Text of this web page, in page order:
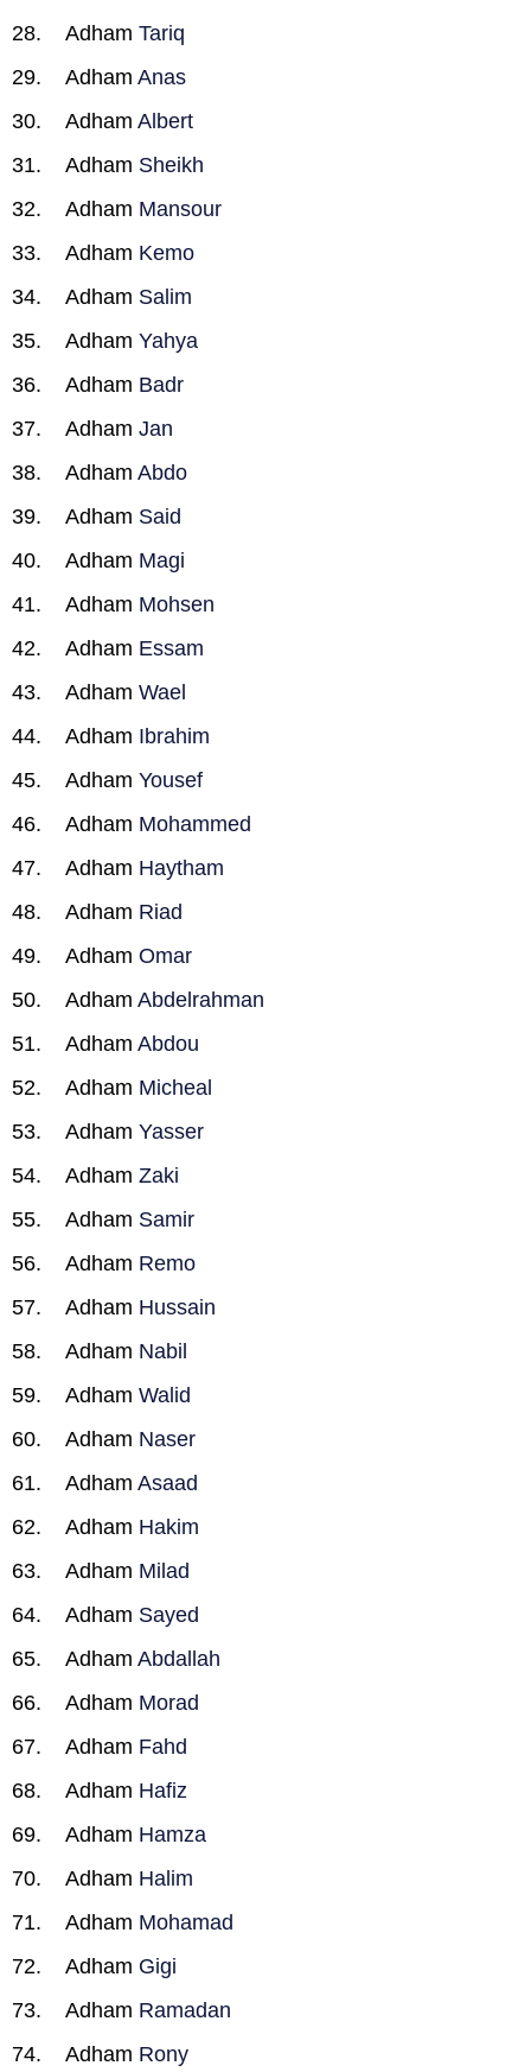
Adham Tariq
Adham Anas
Adham Albert
Adham Sheikh
Adham Mansour
Adham Kemo
Adham Salim
Adham Yahya
Adham Badr
Adham Jan
Adham Abdo
Adham Said
Adham Magi
Adham Mohsen
Adham Essam
Adham Wael
Adham Ibrahim
Adham Yousef
Adham Mohammed
Adham Haytham
Adham Riad
Adham Omar
Adham Abdelrahman
Adham Abdou
Adham Micheal
Adham Yasser
Adham Zaki
Adham Samir
Adham Remo
Adham Hussain
Adham Nabil
Adham Walid
Adham Naser
Adham Asaad
Adham Hakim
Adham Milad
Adham Sayed
Adham Abdallah
Adham Morad
Adham Fahd
Adham Hafiz
Adham Hamza
Adham Halim
Adham Mohamad
Adham Gigi
Adham Ramadan
Adham Rony